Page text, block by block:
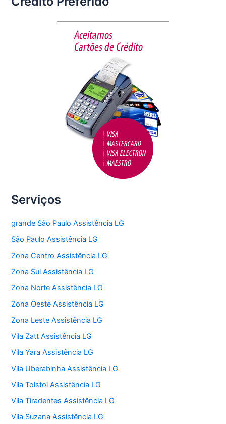
e er l
e
Serviços
grande São Paulo Assistência LG
São Paulo Assistência LG
Zona Centro Assistência LG
Zona Sul Assistência LG
Zona Norte Assistência LG
Zona Oeste Assistência LG
Zona Leste Assistência LG
Vila Zatt Assistência LG
Vila Yara Assistência LG
Vila Uberabinha Assistência LG
Vila Tolstoi Assistência LG
Vila Tiradentes Assistência LG
Vila Suzana Assistência LG